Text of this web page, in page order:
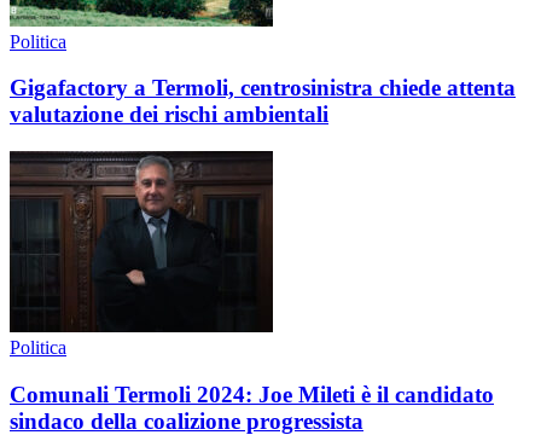
Politica
Gigafactory a Termoli, centrosinistra chiede attenta
valutazione dei rischi ambientali
Politica
Comunali Termoli 2024: Joe Mileti è il candidato
sindaco della coalizione progressista